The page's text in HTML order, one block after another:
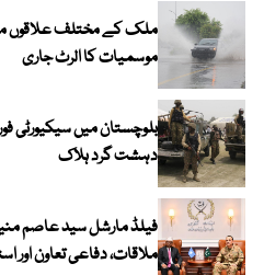
ملک کے مختلف علاقوں
موسمیات کا الرٹ جاری
دہشت گرد ہلاک
فیلڈ مارشل سید عاصم
ملاقات، دفاعی تعاون اور